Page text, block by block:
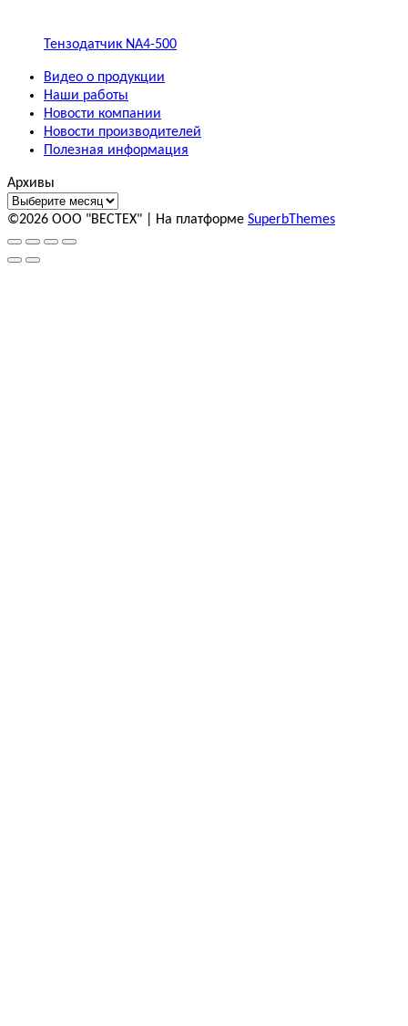
Тензодатчик NA4-500
Видео о продукции
Наши работы
Новости компании
Новости производителей
Полезная информация
Архивы
©2026 ООО "ВЕСТЕХ" | На платформе SuperbThemes